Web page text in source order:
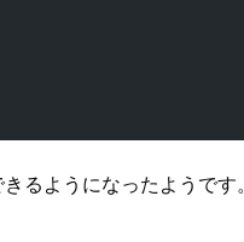
るようになったようです。